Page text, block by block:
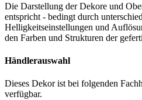
Die Darstellung der Dekore und
entspricht - bedingt durch
Helligkeitseinstellungen und
den Farben und Strukturen der
Händlerauswahl
Dieses Dekor ist bei folgenden
verfügbar.